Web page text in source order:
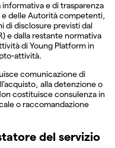
e di trasparenza
delle Autorità competenti,
di disclosure previsti dal
e dalla restante normativa
di Young Platform in
attività.
comunicazione di
alla detenzione o
costituisce consulenza in
o raccomandazione
del servizio